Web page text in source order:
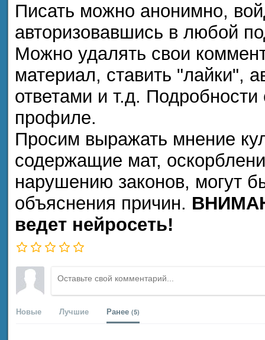
Писать можно анонимно,
авторизовавшись в любой
Можно удалять свои
материал, ставить "лайки",
ответами и т.д.
профиле.
Просим выражать мнение
содержащие мат,
нарушению законов, могут
объяснения причин.
ведет нейросеть!
Новые Лучшие Ранее (5)